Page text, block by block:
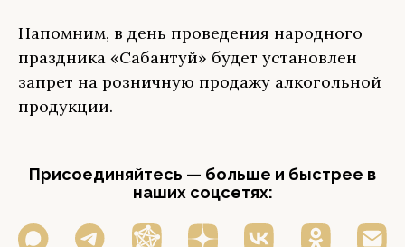
Напомним, в день проведения народного
праздника «Сабантуй» будет установлен
запрет на розничную продажу алкогольной
продукции.
Присоединяйтесь — больше и быстрее в
наших соцсетях: